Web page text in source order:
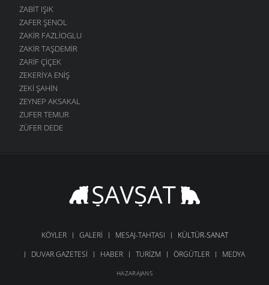
ZABIT IŞIK
ZAFER ŞENOL
ZAKIR FAZLIOGLU
ZAKIR TAŞDEMIR
ZARIF ÇIÇEK
ZEKERIYA ENIŞ
ZEKI ŞAHIN
ZEYNEP AKSAKAL
ZUFER TEMUR
ZÜFER DEDE
KÖYLER GALERI MESAJ-TAHTASI
KÜLTÜR-SANAT
DUVAR GAZETESI
HABER TURIZM ÖRGÜTLER MEDYA
HAZARAJANS